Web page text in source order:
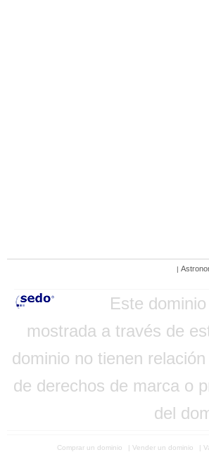
|
Este
mostrada a través de
dominio no tienen
de derechos de marca o
del
Comprar un dominio | Vender un dominio |